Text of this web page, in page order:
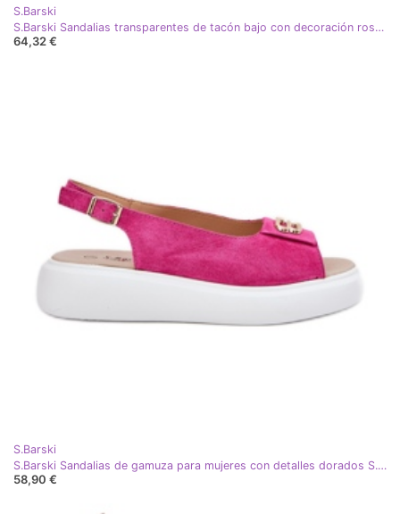
S.Barski
S.Barski Sandalias transparentes de tacón bajo con decoración rosa MR51-709
64,32 €
S.Barski
S.Barski Sandalias de gamuza para mujeres con detalles dorados S. Barski GR51-604 FUCHSIA rosa
58,90 €